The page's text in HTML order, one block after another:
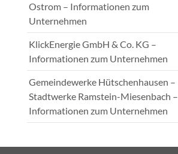
Ostrom – Informationen zum
Unternehmen
KlickEnergie GmbH & Co. KG –
Informationen zum Unternehmen
Gemeindewerke Hütschenhausen –
Stadtwerke Ramstein-Miesenbach –
Informationen zum Unternehmen